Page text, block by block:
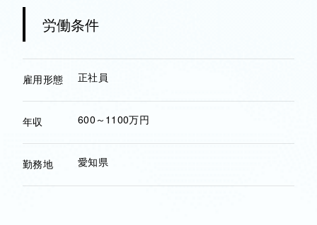
労働条件
雇用形態 正社員
年収 600～1100万円
勤務地 愛知県